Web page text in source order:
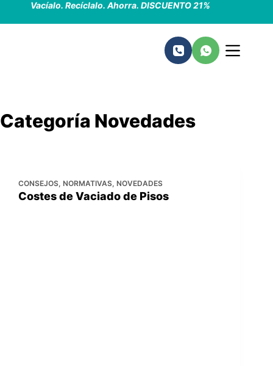
al
Vacíalo. Recíclalo. Ahorra. DISCUENTO 21%
Categoría Novedades
CONSEJOS, NORMATIVAS, NOVEDADES
Costes de Vaciado de Pisos